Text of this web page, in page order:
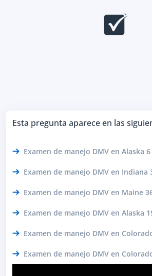
Esta pregunta aparece en las
Examen de manejo DMV en Alaska 6
Examen de manejo DMV en Indiana
Examen de manejo DMV en Maine
Examen de manejo DMV en Alaska
Examen de manejo DMV en
Examen de manejo DMV en